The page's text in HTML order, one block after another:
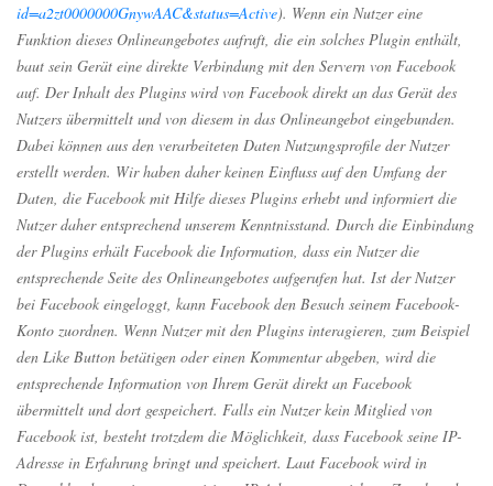
id=a2zt0000000GnywAAC&status=Active). Wenn ein Nutzer eine
Funktion dieses Onlineangebotes aufruft, die ein solches Plugin enthält,
baut sein Gerät eine direkte Verbindung mit den Servern von Facebook
auf. Der Inhalt des Plugins wird von Facebook direkt an das Gerät des
Nutzers übermittelt und von diesem in das Onlineangebot eingebunden.
Dabei können aus den verarbeiteten Daten Nutzungsprofile der Nutzer
erstellt werden. Wir haben daher keinen Einfluss auf den Umfang der
Daten, die Facebook mit Hilfe dieses Plugins erhebt und informiert die
Nutzer daher entsprechend unserem Kenntnisstand. Durch die Einbindung
der Plugins erhält Facebook die Information, dass ein Nutzer die
entsprechende Seite des Onlineangebotes aufgerufen hat. Ist der Nutzer
bei Facebook eingeloggt, kann Facebook den Besuch seinem Facebook-
Konto zuordnen. Wenn Nutzer mit den Plugins interagieren, zum Beispiel
den Like Button betätigen oder einen Kommentar abgeben, wird die
entsprechende Information von Ihrem Gerät direkt an Facebook
übermittelt und dort gespeichert. Falls ein Nutzer kein Mitglied von
Facebook ist, besteht trotzdem die Möglichkeit, dass Facebook seine IP-
Adresse in Erfahrung bringt und speichert. Laut Facebook wird in